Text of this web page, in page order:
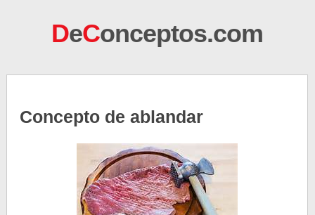
DeConceptos.com
Concepto de ablandar